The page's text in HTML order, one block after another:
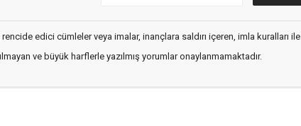
edici cümleler veya imalar, inançlara saldırı içeren, imla kuralları ile
ve büyük harflerle yazılmış yorumlar onaylanmamaktadır.